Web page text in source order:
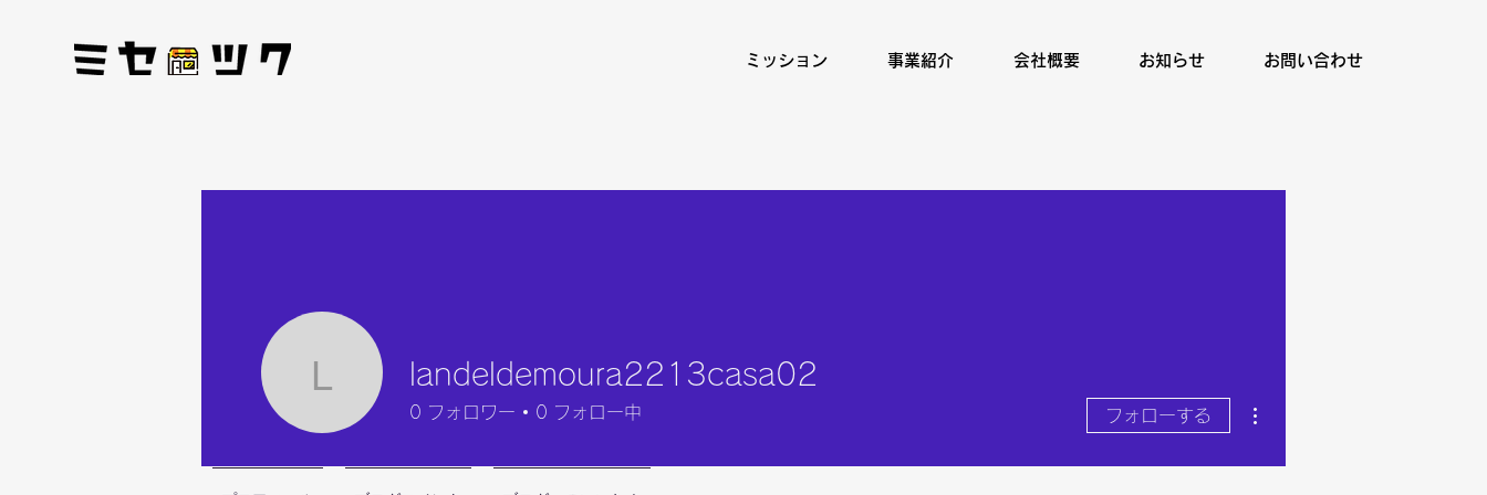
ミッション 事業紹介 会社概要 お知らせ お問い合わせ
landeldemoura2213casa02
landeldemoura2213casa02
0 フォロワー 0 フォロー中 フォローする